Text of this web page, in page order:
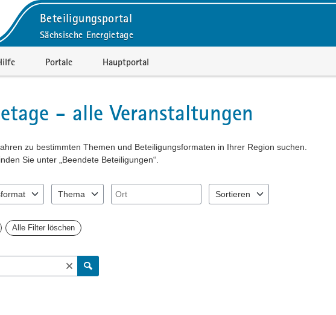
Beteiligungsportal
Sächsische Energietage
Portale Hauptportal
- alle Veranstaltungen
zu bestimmten Themen und Beteiligungsformaten in Ihrer Region suchen.
Sie unter „Beendete Beteiligungen“.
Thema
Ort
Sortieren
Alle Filter löschen